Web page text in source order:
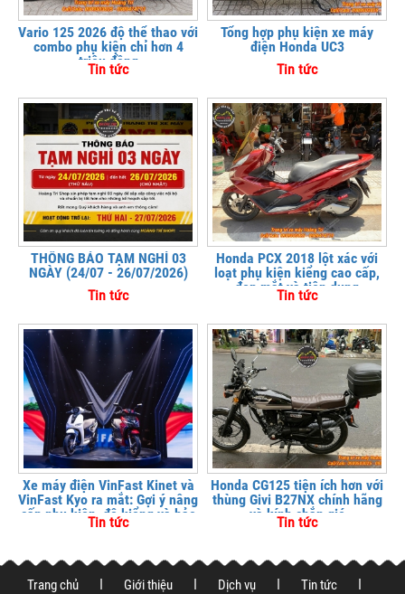
Vario 125 2026 độ thể thao với
combo phụ kiện chỉ hơn 4
triệu đồng
Tin tức
Tổng hợp phụ kiện xe máy
điện Honda UC3
Tin tức
THÔNG BÁO TẠM NGHỈ 03
NGÀY (24/07 - 26/07/2026)
Tin tức
Honda PCX 2018 lột xác với
loạt phụ kiện kiểng cao cấp,
đẹp mắt và tiện dụng
Tin tức
Xe máy điện VinFast Kinet và
VinFast Kyo ra mắt: Gợi ý nâng
cấp phụ kiện, độ kiểng và bảo
vệ xe tại
Tin tức
Honda CG125 tiện ích hơn với
thùng Givi B27NX chính hãng
và kính chắn gió
Tin tức
Trang chủ Giới thiệu Dịch vụ Tin tức